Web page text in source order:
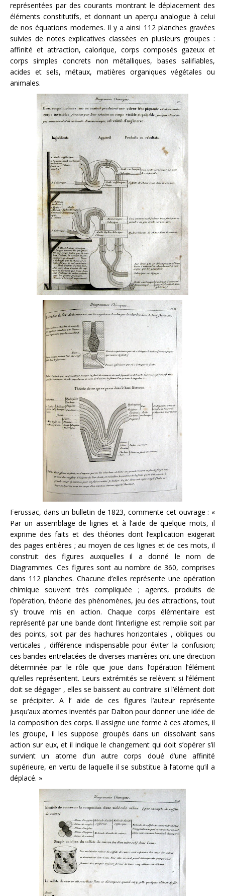
représentées par des courants montrant le déplacement des
éléments constitutifs, et donnant un aperçu analogue à celui
de nos équations modernes. Il y a ainsi 112 planches gravées
suivies de notes explicatives classées en plusieurs groupes :
affinité et attraction, calorique, corps composés gazeux et
corps simples concrets non métalliques, bases salifiables,
acides et sels, métaux, matières organiques végétales ou
animales.
Ferussac, dans un bulletin de 1823, commente cet ouvrage : «
Par un assemblage de lignes et à l’aide de quelque mots, il
exprime des faits et des théories dont l’explication exigerait
des pages entières ; au moyen de ces lignes et de ces mots, il
construit des figures auxquelles il a donné le nom de
Diagrammes. Ces figures sont au nombre de 360, comprises
dans 112 planches. Chacune d’elles représente une opération
chimique souvent très compliquée ; agents, produits de
l’opération, théorie des phénomènes, jeu des attractions, tout
s’y trouve mis en action. Chaque corps élémentaire est
représenté par une bande dont l’interligne est remplie soit par
des points, soit par des hachures horizontales , obliques ou
verticales , différence indispensable pour éviter la confusion;
ces bandes entrelacées de diverses manières ont une direction
déterminée par le rôle que joue dans l’opération l’élément
qu’elles représentent. Leurs extrémités se relèvent si l’élément
doit se dégager , elles se baissent au contraire si l’élément doit
se précipiter. A l’ aide de ces figures l’auteur représente
jusqu’aux atomes inventés par Dalton pour donner une idée de
la composition des corps. Il assigne une forme à ces atomes, il
les groupe, il les suppose groupés dans un dissolvant sans
action sur eux, et il indique le changement qui doit s’opérer s’il
survient un atome d’un autre corps doué d’une affinité
supérieure, en vertu de laquelle il se substitue à l’atome qu’il a
déplacé. »